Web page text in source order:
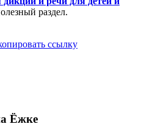
раздел.
ссылку
Ёжке